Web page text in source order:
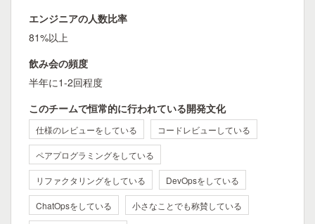
エンジニアの人数比率
81%以上
飲み会の頻度
半年に1-2回程度
このチームで恒常的に行われている開発文化
仕様のレビューをしている コードレビューしている
ペアプログラミングをしている
リファクタリングをしている DevOpsをしている
ChatOpsをしている 小さなことでも称賛している